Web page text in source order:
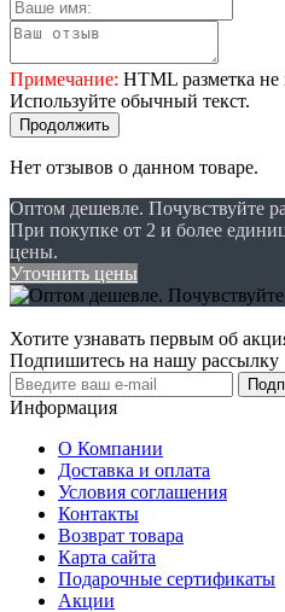
Примечание: HTML разметка не
Используйте обычный текст.
Продолжить
Нет отзывов о данном товаре.
Оптом дешевле. Почувствуйте
При покупке от 2 и более
цены.
Уточнить цены
Хотите узнавать первым об
Подпишитесь на нашу рассылку
Информация
О Компании
Доставка и оплата
Условия соглашения
Контакты
Возврат товара
Карта сайта
Подарочные сертификаты
Акции